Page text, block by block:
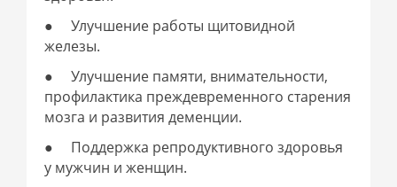
● Улучшение работы щитовидной
железы.
● Улучшение памяти, внимательности,
профилактика преждевременного старения
мозга и развития деменции.
● Поддержка репродуктивного здоровья
у мужчин и женщин.